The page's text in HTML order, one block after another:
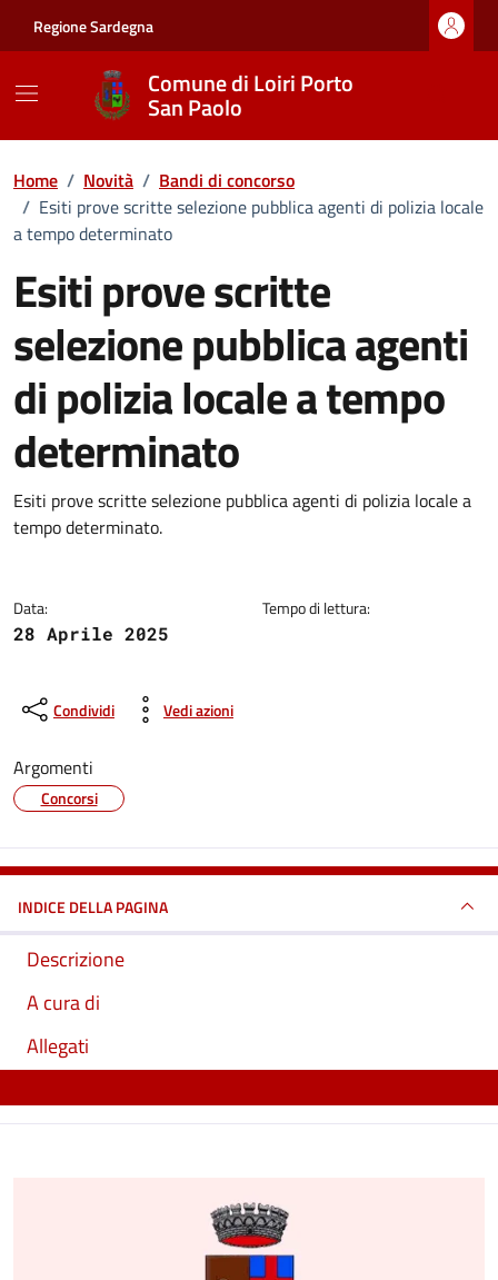
Regione Sardegna
Comune di Loiri Porto
San Paolo
Home / Novità / Bandi di concorso
/ Esiti prove scritte selezione pubblica agenti di polizia locale
a tempo determinato
Esiti prove scritte
selezione pubblica agenti
di polizia locale a tempo
determinato
Dettagli della notizia
Esiti prove scritte selezione pubblica agenti di polizia locale a
tempo determinato.
Data:
28 Aprile 2025
Tempo di lettura:
Condividi Vedi azioni
Argomenti
Concorsi
INDICE DELLA PAGINA
Descrizione
A cura di
Allegati